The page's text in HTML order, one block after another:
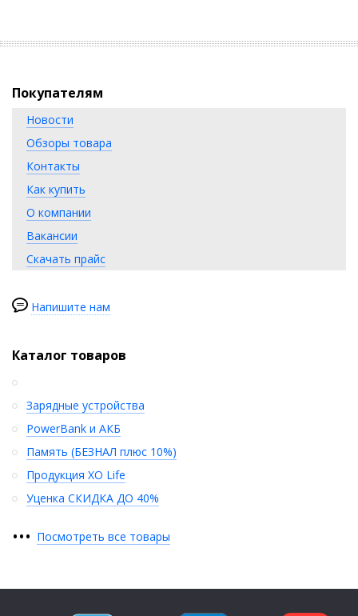
Покупателям
Новости
Обзоры товара
Контакты
Как купить
О компании
Вакансии
Скачать прайс
Напишите нам
Каталог товаров
Зарядные устройства
PowerBank и АКБ
Память (БЕЗНАЛ плюс 10%)
Продукция XO Life
Уценка СКИДКА ДО 40%
••• Посмотреть все товары